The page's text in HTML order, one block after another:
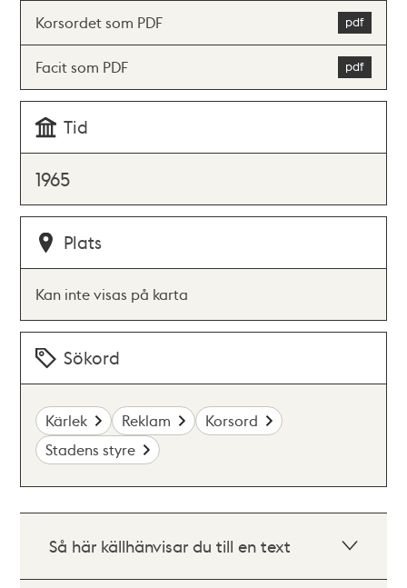
Korsordet som PDF
Facit som PDF
Tid
1965
Plats
Kan inte visas på karta
Sökord
Kärlek Reklam
Korsord
Stadens styre
Så här källhänvisar du till en text